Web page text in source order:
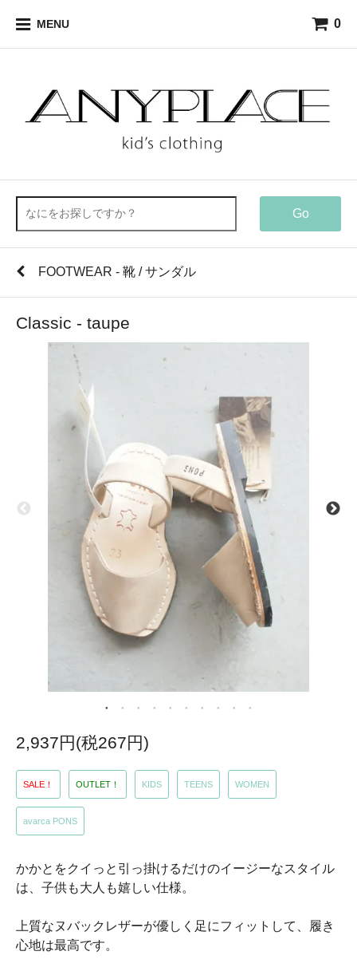
MENU 0
Go
FOOTWEAR - 靴 / サンダル
Classic - taupe
2,937円(税267円)
SALE！ OUTLET！ KIDS TEENS WOMEN
avarca PONS
かかとをクイっと引っ掛けるだけのイージーなスタイル
は、子供も大人も嬉しい仕様。
上質なヌバックレザーが優しく足にフィットして、履き
心地は最高です。